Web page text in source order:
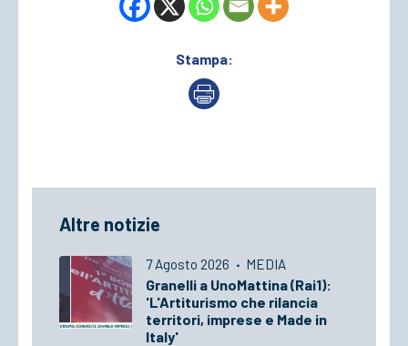
Stampa:
Altre notizie
7 Agosto 2026 · MEDIA
Granelli a UnoMattina (Rai1):
'L'Artiturismo che rilancia
territori, imprese e Made in
Italy'